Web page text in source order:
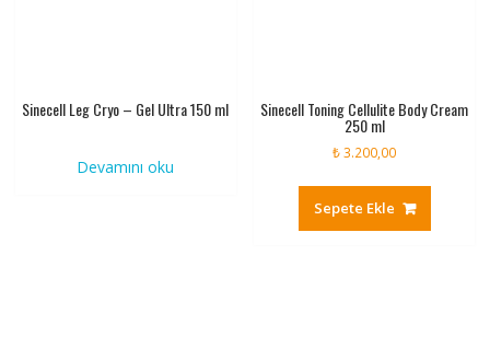
Sinecell Leg Cryo – Gel Ultra 150 ml
Devamını oku
Sinecell Toning Cellulite Body Cream
250 ml
₺3.200,00
Sepete Ekle